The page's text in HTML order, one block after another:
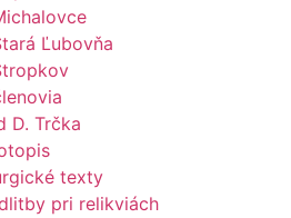
Ľubovňa
D. Trčka
texty
pri relikviách